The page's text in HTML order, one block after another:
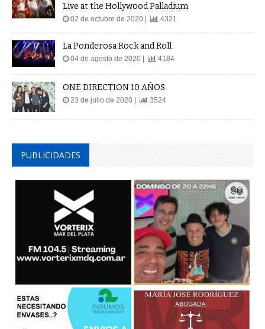
02 de octubre de 2020 | 4321
La Ponderosa Rock and Roll
04 de agosto de 2020 | 4184
ONE DIRECTION 10 AÑOS
23 de julio de 2020 | 3524
PUBLICIDADES